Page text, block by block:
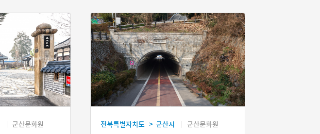
군산문화원 전북특별자치도 > 군산시 군산문화원